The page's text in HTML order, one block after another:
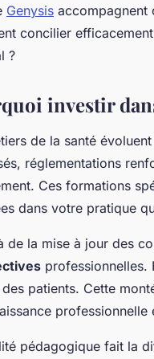
Genysis accompagnent
concilier
?
investir
de la santé
réglementations
Ces formations
dans votre pratique
de la mise à jour des
professionnelles.
patients. Cette
pédagogique fait la